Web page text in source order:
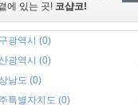
에 있는 곳! 코샵코!
광역시 (0)
광역시 (0)
남도 (0)
특별자치도 (0)